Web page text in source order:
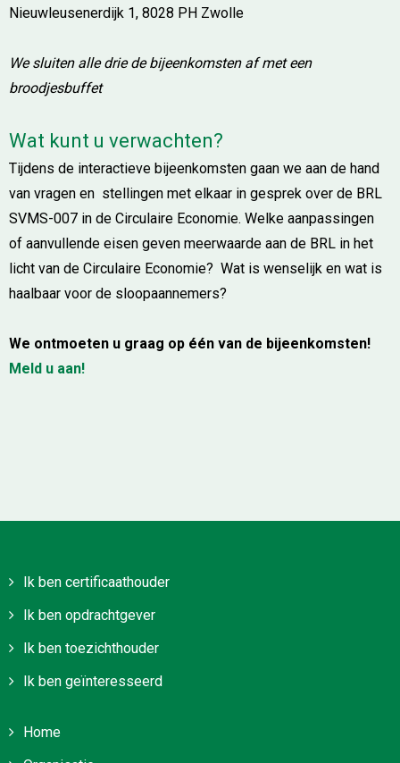
Nieuwleusenerdijk 1, 8028 PH Zwolle
We sluiten alle drie de bijeenkomsten af met een
broodjesbuffet
Wat kunt u verwachten?
Tijdens de interactieve bijeenkomsten gaan we aan de hand
van vragen en stellingen met elkaar in gesprek over de BRL
SVMS-007 in de Circulaire Economie. Welke aanpassingen
of aanvullende eisen geven meerwaarde aan de BRL in het
licht van de Circulaire Economie? Wat is wenselijk en wat is
haalbaar voor de sloopaannemers?
We ontmoeten u graag op één van de bijeenkomsten!
Meld u aan!
Ik ben certificaathouder
Ik ben opdrachtgever
Ik ben toezichthouder
Ik ben geïnteresseerd
Home